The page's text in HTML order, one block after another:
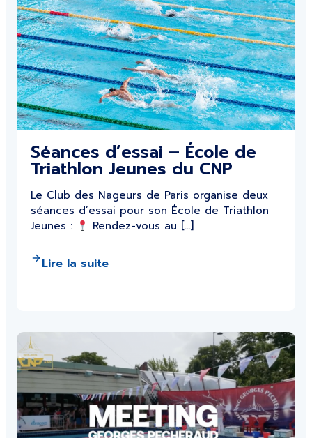
Séances d’essai – École de
Triathlon Jeunes du CNP
Le Club des Nageurs de Paris organise deux
séances d’essai pour son École de Triathlon
Jeunes :
Rendez-vous au […]
Lire la suite